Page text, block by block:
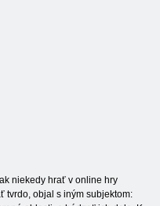
niekedy hrať v online hry
tvrdo, objal s iným subjektom: